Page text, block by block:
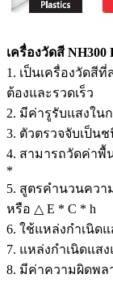
เครื่องวัดสี NH300
1. เป็นเครื่องวัดสี
ต้องและรวดเร็ว
2. มีค่ารูรับแสงใน
3. ตัวตรวจจับเป็นช
4. สามารถวัดค่าพื้
*
5. สูตรคำนวนควา
หรือ △ E * C * h
6. ใช้แหล่งกำเนิด
7. แหล่งกำเนิดแส
8. มีค่าความผิดพล